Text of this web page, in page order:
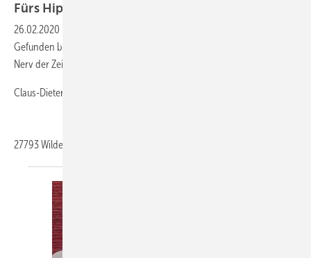
Fürs Hipster-Bad
26.02.2020
Gefunden bei einem Urlaub in Namibia. Das rustikale Design trifft den
Nerv der Zeit und darf so in keinem Hipster-Bad 2020 fehlen.
Claus-Dieter Schmidt
27793Wildeshausen